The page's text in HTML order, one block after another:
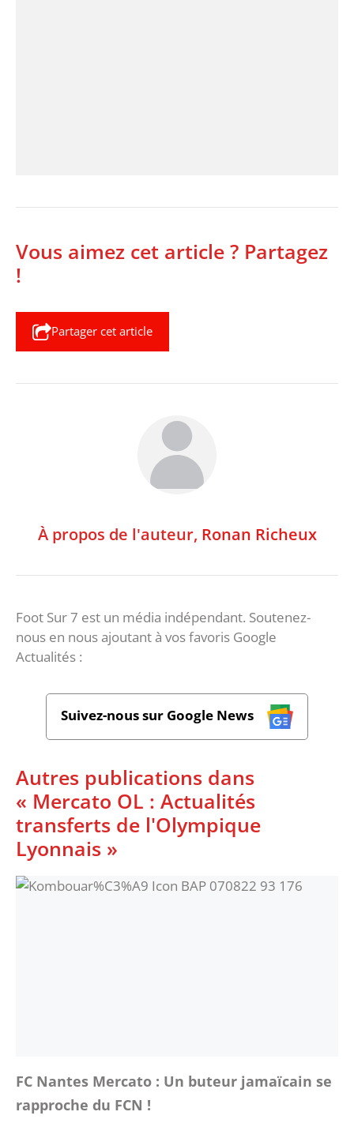
Vous aimez cet article ? Partagez
!
Partager cet article
À propos de l'auteur, Ronan Richeux
Foot Sur 7 est un média indépendant. Soutenez-
nous en nous ajoutant à vos favoris Google
Actualités :
Suivez-nous sur Google News
Autres publications dans
« Mercato OL : Actualités
transferts de l'Olympique
Lyonnais »
FC Nantes Mercato : Un buteur jamaïcain se
rapproche du FCN !